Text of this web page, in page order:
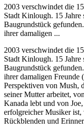
2003 verschwindet die
Stadt Kinlough. 15
Baugrundstück
ihrer damaligen ...
2003 verschwindet die
Stadt Kinlough. 15
Baugrundstück
ihrer damaligen Freunde
Perspektiven von Mush,
seiner Mutter arbeitet,
Kanada lebt und von
erfolgreicher Musiker ist,
Rückblenden und